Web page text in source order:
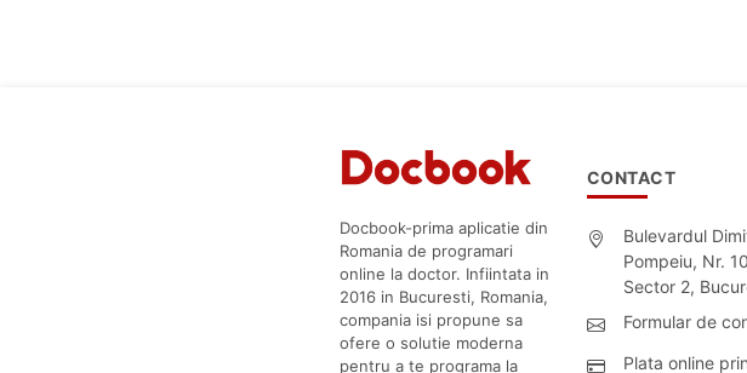
Docbook-prima aplicatie din
Romania de programari
online la doctor. Infiintata in
2016 in Bucuresti, Romania,
compania isi propune sa
ofere o solutie moderna
pentru a te programa la
CONTACT
Bulevardul
Pompeiu, Nr.
Sector 2,
Formular de
Plata online